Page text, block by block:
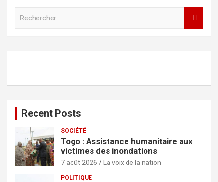
h
Recent Posts
SOCIÉTÉ
Togo : Assistance humanitaire aux
victimes des inondations
7 août 2026 La voix de la nation
POLITIQUE